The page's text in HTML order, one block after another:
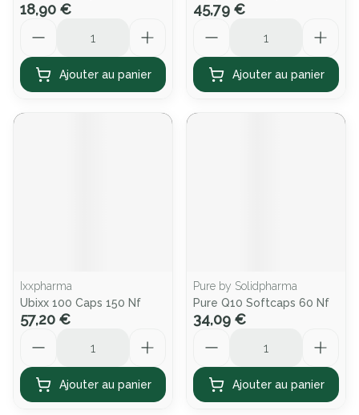
18,90 €
Ajouter au panier
45,79 €
Ajouter au panier
Ixxpharma
Ubixx 100 Caps 150 Nf
57,20 €
Ajouter au panier
Pure by Solidpharma
Pure Q10 Softcaps 60 Nf
34,09 €
Ajouter au panier